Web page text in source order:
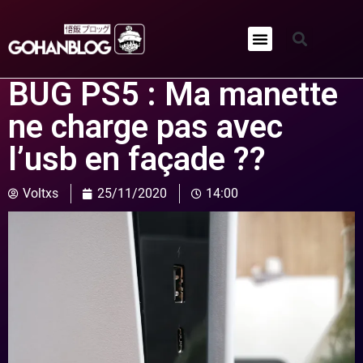
BUG PS5 : Ma manette
ne charge pas avec
l’usb en façade ??
Voltxs 25/11/2020 14:00